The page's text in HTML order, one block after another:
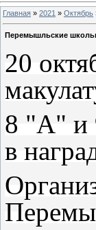
Главная » 2021 » Октябрь
Перемышльские
20
8 "А" и
в